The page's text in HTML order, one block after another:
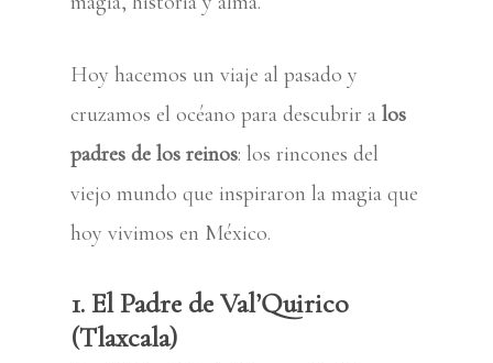
Hoy hacemos un viaje al pasado y
cruzamos el océano para descubrir a los
padres de los reinos: los rincones del
viejo mundo que inspiraron la magia que
hoy vivimos en México.
1. El Padre de Val’Quirico
(Tlaxcala)